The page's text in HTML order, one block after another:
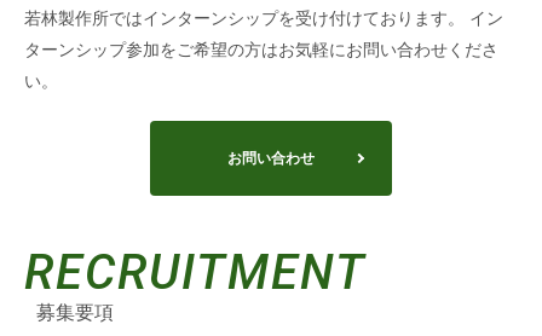
若林製作所ではインターンシップを受け付けております。
イン
ターンシップ参加をご希望の方はお気軽にお問い合わせくださ
い。
お問い合わせ
RECRUITMENT
募集要項